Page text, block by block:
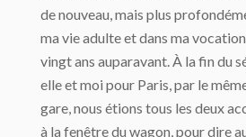
de nouveau, mais plus
ma vie adulte et dans ma
vingt ans auparavant. À la fin du
elle et moi pour Paris, par le
gare, nous étions tous les deux
à la fenêtre du wagon, pour dire